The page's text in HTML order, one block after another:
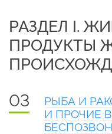
РАЗДЕЛ I.
ПРОДУКТЫ
03
РЫБА И
И ПРОЧИЕ